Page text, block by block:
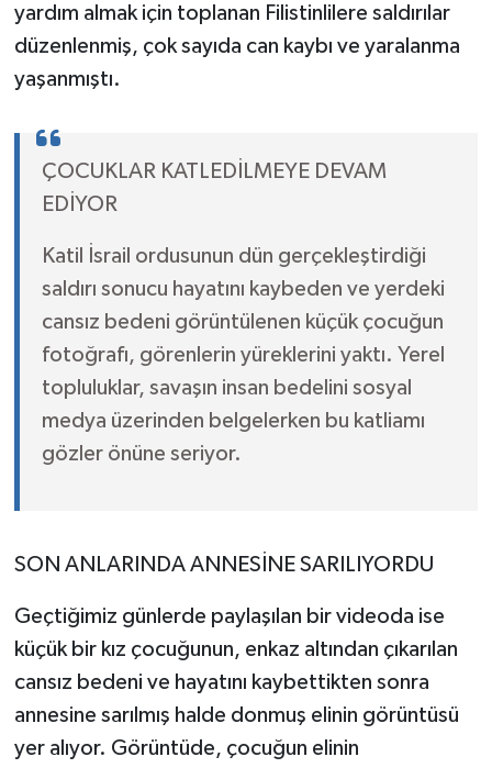
yardım almak için toplanan Filistinlilere saldırılar
düzenlenmiş, çok sayıda can kaybı ve yaralanma
yaşanmıştı.
ÇOCUKLAR KATLEDİLMEYE DEVAM
EDİYOR
Katil İsrail ordusunun dün gerçekleştirdiği
saldırı sonucu hayatını kaybeden ve yerdeki
cansız bedeni görüntülenen küçük çocuğun
fotoğrafı, görenlerin yüreklerini yaktı. Yerel
topluluklar, savaşın insan bedelini sosyal
medya üzerinden belgelerken bu katliamı
gözler önüne seriyor.
SON ANLARINDA ANNESİNE SARILIYORDU
Geçtiğimiz günlerde paylaşılan bir videoda ise
küçük bir kız çocuğunun, enkaz altından çıkarılan
cansız bedeni ve hayatını kaybettikten sonra
annesine sarılmış halde donmuş elinin görüntüsü
yer alıyor. Görüntüde, çocuğun elinin